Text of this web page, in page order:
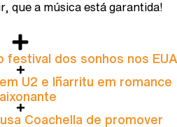
que a música está garantida!
festival dos sonhos nos EUA
U2 e Iñarritu em romance
Coachella de promover